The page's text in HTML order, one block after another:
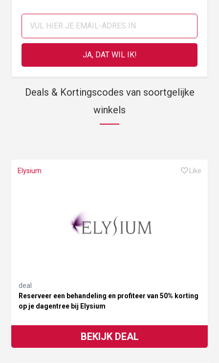
Deals & Kortingscodes van soortgelijke
winkels
Elysium Like
deal
Reserveer een behandeling en profiteer van 50% korting
op je dagentree bij Elysium
BEKIJK DEAL